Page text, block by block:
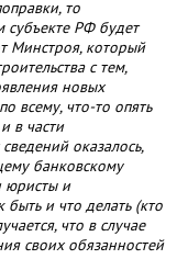
то
субъекте РФ будет
Минстроя, который
с тем,
новых
всему, что-то опять
в части
оказалось,
банковскому
юристы и
быть и что делать (кто
что в случае
своих обязанностей